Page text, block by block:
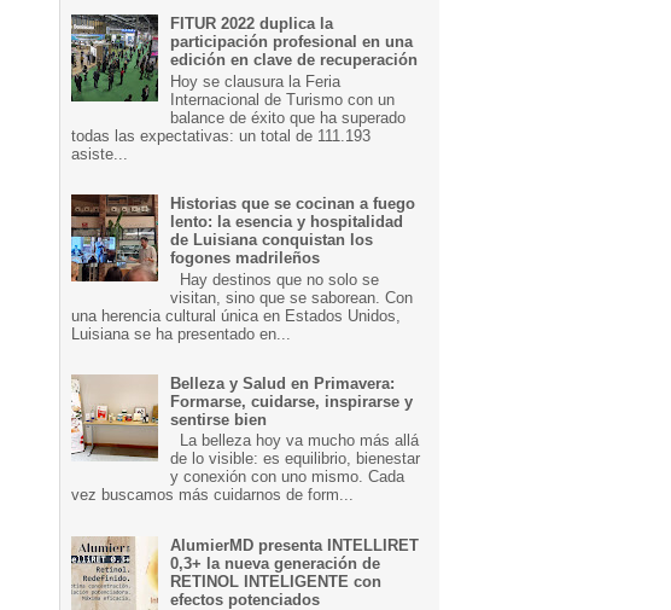
FITUR 2022 duplica la
participación profesional en una
edición en clave de recuperación
Hoy se clausura la Feria
Internacional de Turismo con un
balance de éxito que ha superado
todas las expectativas: un total de 111.193
asiste...
Historias que se cocinan a fuego
lento: la esencia y hospitalidad
de Luisiana conquistan los
fogones madrileños
Hay destinos que no solo se
visitan, sino que se saborean. Con
una herencia cultural única en Estados Unidos,
Luisiana se ha presentado en...
Belleza y Salud en Primavera:
Formarse, cuidarse, inspirarse y
sentirse bien
La belleza hoy va mucho más allá
de lo visible: es equilibrio, bienestar
y conexión con uno mismo. Cada
vez buscamos más cuidarnos de form...
AlumierMD presenta INTELLIRET
0,3+ la nueva generación de
RETINOL INTELIGENTE con
efectos potenciados